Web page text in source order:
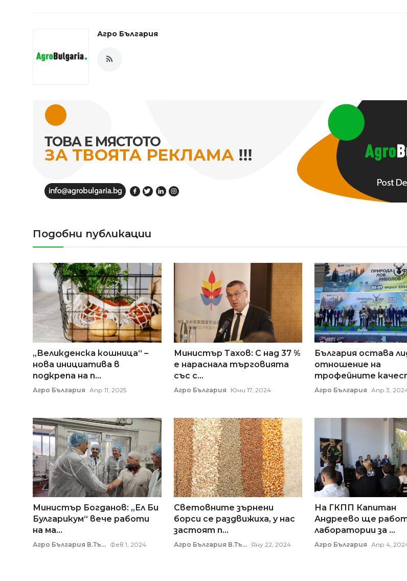
Агро България
Подобни публикации
„Великденска кошница“ –
нова инициатива в
подкрепа на п...
Агро България Апр 11, 2025
Министър Тахов: С над 37 %
е нараснала търговията
със с...
Агро България Юни 17, 2024
България остава
отношение на
трофейните
Агро България Апр 3,
Министър Богданов: „Ел Би
Булгарикум“ вече работи
на ма...
Агро България В.Тъ... Фев 1, 2024
Световните зърнени
борси се раздвижиха, у нас
застоят п...
Агро България В.Тъ... Яну 22, 2024
На ГКПП Капитан
Андреево ще
лаборатории за ...
Агро България Апр 4,